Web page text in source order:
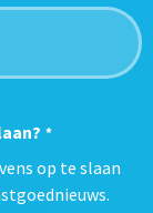
*
op te slaan